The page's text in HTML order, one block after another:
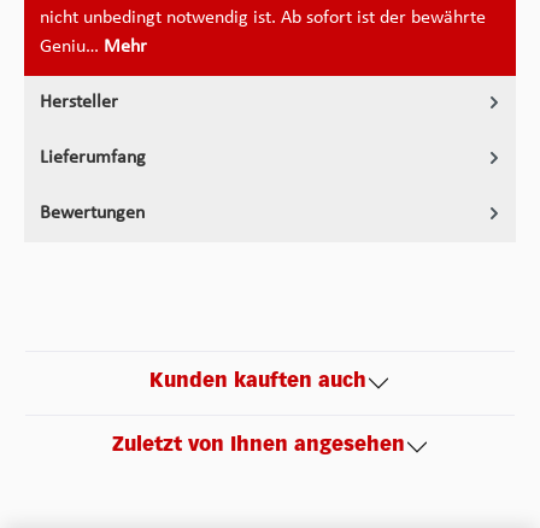
nicht unbedingt notwendig ist. Ab sofort ist der bewährte
Geniu… Mehr
Hersteller
Lieferumfang
Bewertungen
Kunden kauften auch
Zuletzt von Ihnen angesehen